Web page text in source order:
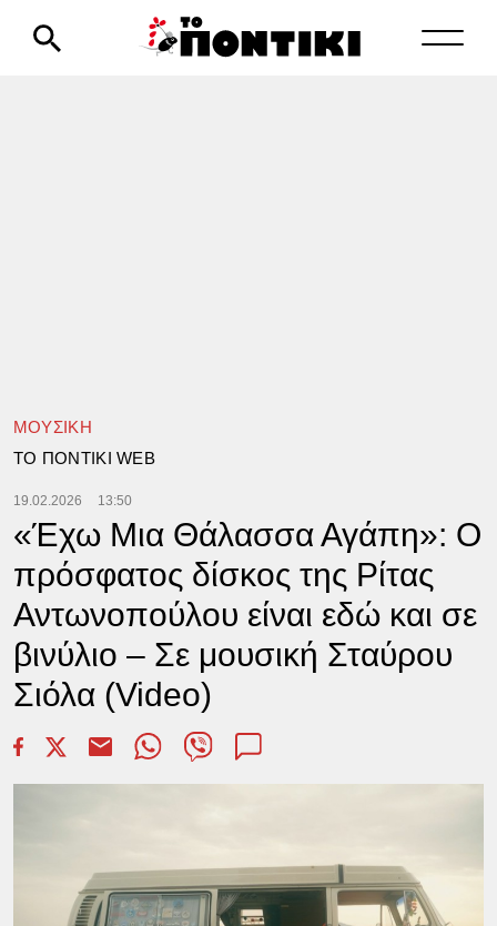
ΜΟΥΣΙΚΗ
TΟ ΠΟΝΤΙΚΙ WEB
19.02.2026 13:50
«Έχω Μια Θάλασσα Αγάπη»: Ο
πρόσφατος δίσκος της Ρίτας
Αντωνοπούλου είναι εδώ και σε
βινύλιο – Σε μουσική Σταύρου
Σιόλα (Video)